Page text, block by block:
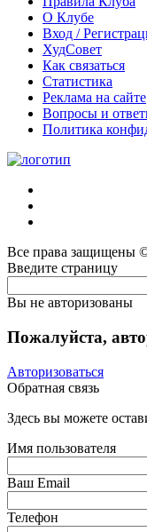
О Клубе
Вход /
ХудСовет
Как связаться
Статистика
Реклама на сайте
Вопросы и
Политика
Все права защищены
Введите страницу
Вы не авторизованы
Пожалуйста,
Авторизоваться
Обратная связь
Здесь вы можете
Имя пользователя
Ваш Email
Телефон